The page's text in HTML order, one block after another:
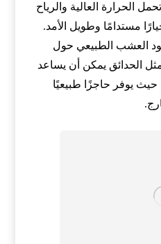
الحرارة العالية والرياح
مستدامًا وطويل الأمد.
العشب الطبيعي حول
الحدائق يمكن أن يساعد
يوفر حاجزًا طبيعيًا